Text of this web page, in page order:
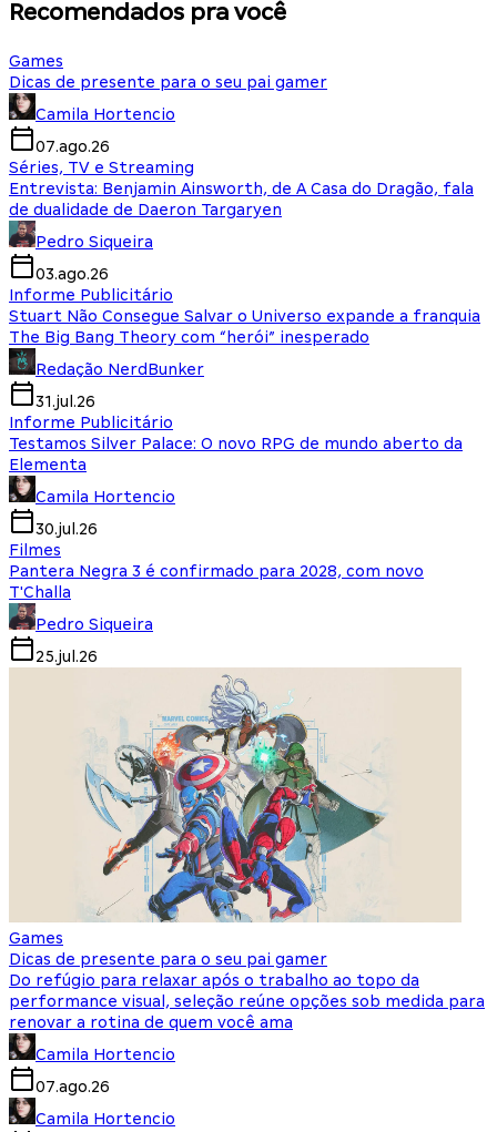
Recomendados pra você
Games
Dicas de presente para o seu pai gamer
Camila Hortencio
07.ago.26
Séries, TV e Streaming
Entrevista: Benjamin Ainsworth, de A Casa do Dragão, fala
de dualidade de Daeron Targaryen
Pedro Siqueira
03.ago.26
Informe Publicitário
Stuart Não Consegue Salvar o Universo expande a franquia
The Big Bang Theory com “herói” inesperado
Redação NerdBunker
31.jul.26
Informe Publicitário
Testamos Silver Palace: O novo RPG de mundo aberto da
Elementa
Camila Hortencio
30.jul.26
Filmes
Pantera Negra 3 é confirmado para 2028, com novo
T'Challa
Pedro Siqueira
25.jul.26
Games
Dicas de presente para o seu pai gamer
Do refúgio para relaxar após o trabalho ao topo da
performance visual, seleção reúne opções sob medida para
renovar a rotina de quem você ama
Camila Hortencio
07.ago.26
Camila Hortencio